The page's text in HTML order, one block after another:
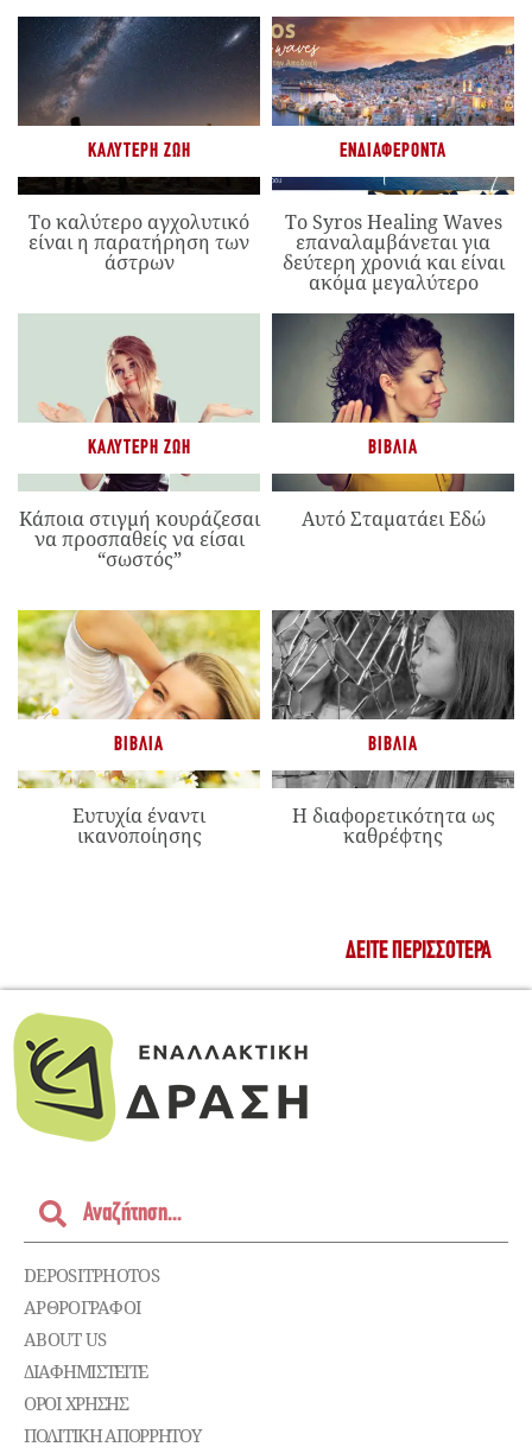
ΚΑΛΎΤΕΡΗ ΖΩΉ
Το καλύτερο αγχολυτικό
είναι η παρατήρηση των
άστρων
ΕΝΔΙΑΦΈΡΟΝΤΑ
Το Syros Healing Waves
επαναλαμβάνεται για
δεύτερη χρονιά και είναι
ακόμα μεγαλύτερο
ΚΑΛΎΤΕΡΗ ΖΩΉ
Κάποια στιγμή κουράζεσαι
να προσπαθείς να είσαι
“σωστός”
ΒΙΒΛΊΑ
Αυτό Σταματάει Εδώ
ΒΙΒΛΊΑ
Ευτυχία έναντι
ικανοποίησης
ΒΙΒΛΊΑ
Η διαφορετικότητα ως
καθρέφτης
ΔΕΊΤΕ ΠΕΡΙΣΣΌΤΕΡΑ
DEPOSITPHOTOS
ΑΡΘΡΟΓΡΑΦΟΙ
ABOUT US
ΔΙΑΦΗΜΙΣΤΕΊΤΕ
ΌΡΟΙ ΧΡΉΣΗΣ
ΠΟΛΙΤΙΚΉ ΑΠΟΡΡΉΤΟΥ